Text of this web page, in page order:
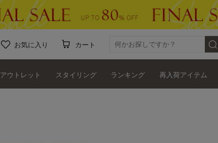
お気に入り カート
アウトレット スタイリング ランキング 再入荷アイテム